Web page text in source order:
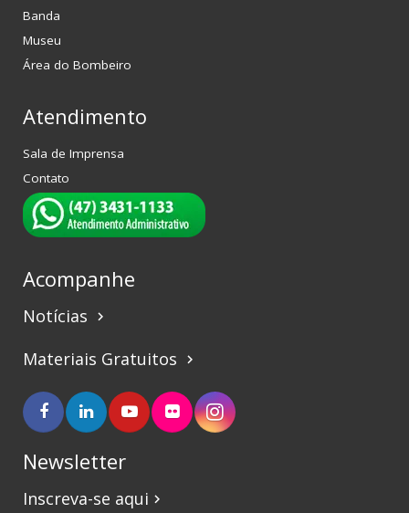
Banda
Museu
Área do Bombeiro
Atendimento
Sala de Imprensa
Contato
Acompanhe
Notícias keyboard_arrow_right
Materiais Gratuitos keyboard_arrow_right
Newsletter
Inscreva-se aqui keyboard_arrow_right